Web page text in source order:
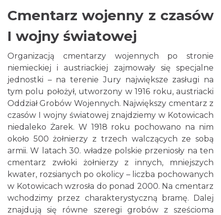
Cmentarz wojenny z czasów
I wojny światowej
Organizacją cmentarzy wojennych po stronie
niemieckiej i austriackiej zajmowały się specjalne
jednostki – na terenie Jury największe zasługi na
tym polu położył, utworzony w 1916 roku, austriacki
Oddział Grobów Wojennych. Największy cmentarz z
czasów I wojny światowej znajdziemy w Kotowicach
niedaleko Żarek. W 1918 roku pochowano na nim
około 500 żołnierzy z trzech walczących ze sobą
armii. W latach 30. władze polskie przeniosły na ten
cmentarz zwłoki żołnierzy z innych, mniejszych
kwater, rozsianych po okolicy – liczba pochowanych
w Kotowicach wzrosła do ponad 2000. Na cmentarz
wchodzimy przez charakterystyczną bramę. Dalej
znajdują się równe szeregi grobów z sześcioma